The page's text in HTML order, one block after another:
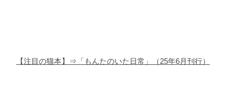
【注目の猫本】⇒「もんたのいた日常」（25年6月刊行）